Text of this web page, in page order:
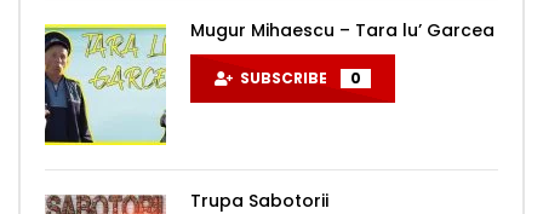
Mugur Mihaescu – Tara lu’ Garcea
SUBSCRIBE 0
Trupa Sabotorii